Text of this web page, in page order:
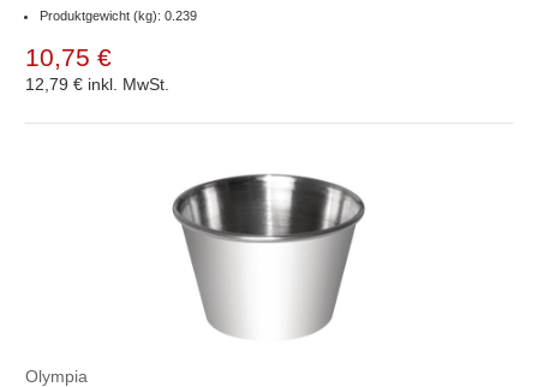
Produktgewicht (kg): 0.239
10,75 €
12,79 € inkl. MwSt.
Olympia